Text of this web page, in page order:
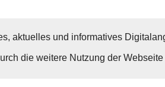
aktuelles und informatives
die weitere Nutzung der